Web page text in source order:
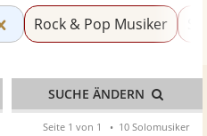
Kategorie
Rock & Pop Musiker
SUCHE ÄNDERN
Seite 1 von 1 10 Solomusiker